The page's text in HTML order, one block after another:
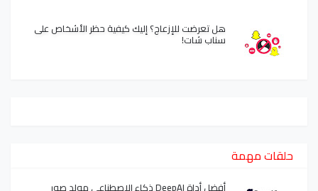
هل تعرضت للإزعاج؟ إليك كيفية حظر الأشخاص على
سناب شات!
حلقات مهمة